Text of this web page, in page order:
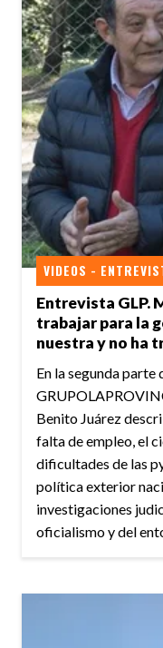
Entrevista GLP.
trabajar para la
nuestra y no ha
VIDEOS -
En la segunda
Benito Juárez
falta de empleo, el
dificultades de las
política exterior
investigaciones
oficialismo y del